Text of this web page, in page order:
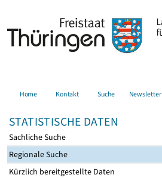
Home Kontakt Suche Newsletter
STATISTISCHE DATEN
Sachliche Suche
Regionale Suche
Kürzlich bereitgestellte Daten